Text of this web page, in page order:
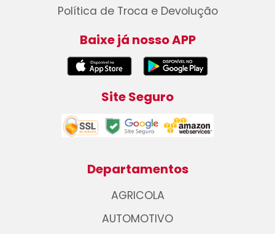
Política de Troca e Devolução
Baixe já nosso APP
Site Seguro
Departamentos
AGRICOLA
AUTOMOTIVO